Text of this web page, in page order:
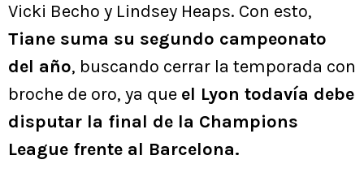
Vicki Becho y Lindsey Heaps. Con esto,
Tiane suma su segundo campeonato
del año, buscando cerrar la temporada con
broche de oro, ya que el Lyon todavía debe
disputar la final de la Champions
League frente al Barcelona.